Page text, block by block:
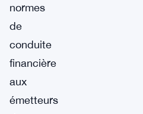
normes
de
conduite
financière
aux
émetteurs